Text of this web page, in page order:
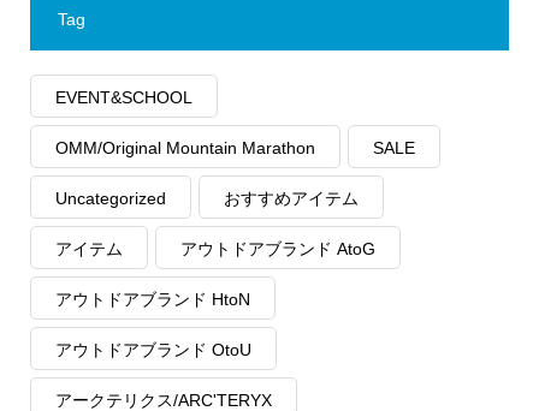
Tag
EVENT&SCHOOL
OMM/Original Mountain Marathon SALE
Uncategorized おすすめアイテム
アイテム アウトドアブランド AtoG
アウトドアブランド HtoN
アウトドアブランド OtoU
アークテリクス/ARC'TERYX